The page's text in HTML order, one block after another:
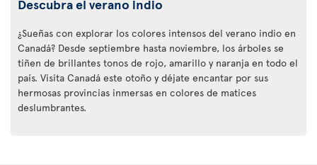
Descubra el verano indio
¿Sueñas con explorar los colores intensos del verano indio en
Canadá? Desde septiembre hasta noviembre, los árboles se
tiñen de brillantes tonos de rojo, amarillo y naranja en todo el
país. Visita Canadá este otoño y déjate encantar por sus
hermosas provincias inmersas en colores de matices
deslumbrantes.